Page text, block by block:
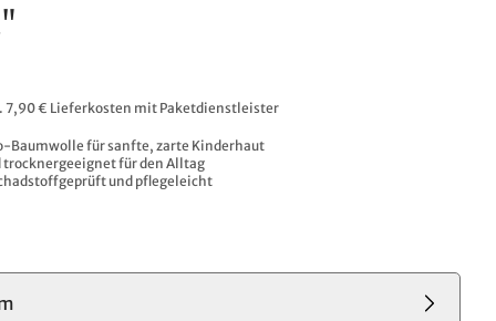
7,90 € Lieferkosten mit Paketdienstleister
Baumwolle für sanfte, zarte Kinderhaut
trocknergeeignet für den Alltag
und pflegeleicht